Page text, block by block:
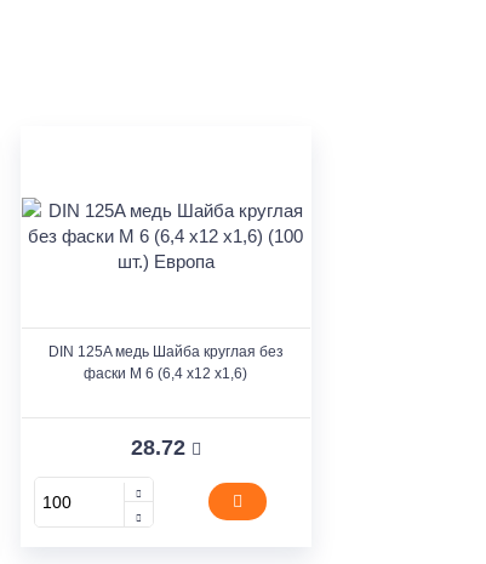
DIN 125A медь Шайба круглая без
фаски M 6 (6,4 x12 x1,6)
28.72